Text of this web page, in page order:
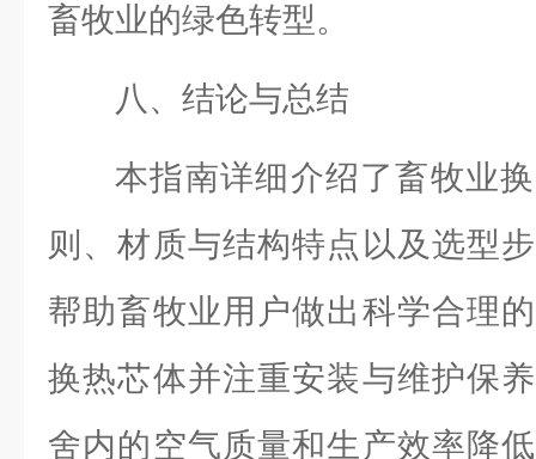
畜牧业的绿色转型。
八、结论与总结
本指南详细介绍了畜牧业
则、材质与结构特点以及选型
帮助畜牧业用户做出科学合理
换热芯体并注重安装与维护保
舍内的空气质量和生产效率降